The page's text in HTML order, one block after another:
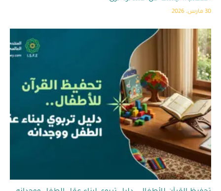
30 مارس، 2026